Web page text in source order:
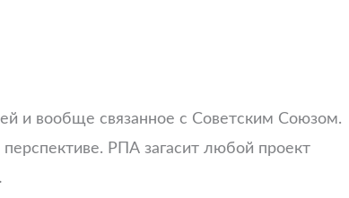
и вообще связанное с Советским Союзом.
РПА загасит любой проект